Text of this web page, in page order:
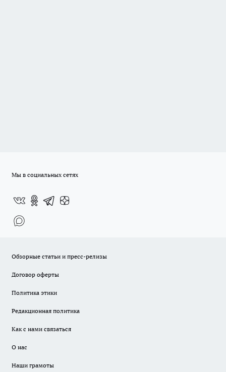
Мы в социальных сетях
Обзорные статьи и пресс-релизы
Договор оферты
Политика этики
Редакционная политика
Как с нами связаться
О нас
Наши грамоты